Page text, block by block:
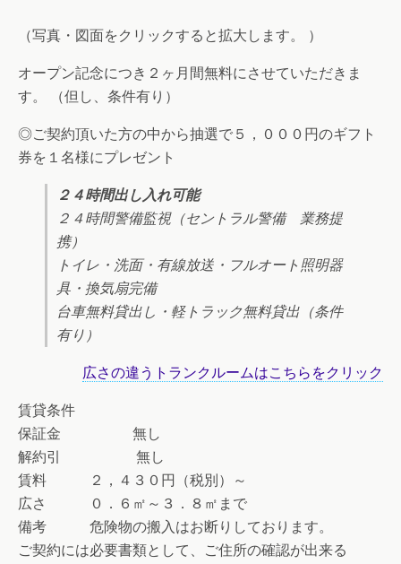
（写真・図面をクリックすると拡大します。 ）
オープン記念につき２ヶ月間無料にさせていただきま
す。 （但し、条件有り）
◎ご契約頂いた方の中から抽選で５，０００円のギフト
券を１名様にプレゼント
２４時間出し入れ可能
２４時間警備監視（セントラル警備 業務提
携）
トイレ・洗面・有線放送・フルオート照明器
具・換気扇完備
台車無料貸出し・軽トラック無料貸出（条件
有り）
広さの違うトランクルームはこちらをクリック
賃貸条件
保証金 無し
解約引 無し
賃料 ２，４３０円（税別）～
広さ ０．６㎡～３．８㎡まで
備考 危険物の搬入はお断りしております。
ご契約には必要書類として、ご住所の確認が出来る